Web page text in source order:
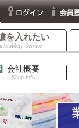
を入れたい
Service
会社概要
Shop info